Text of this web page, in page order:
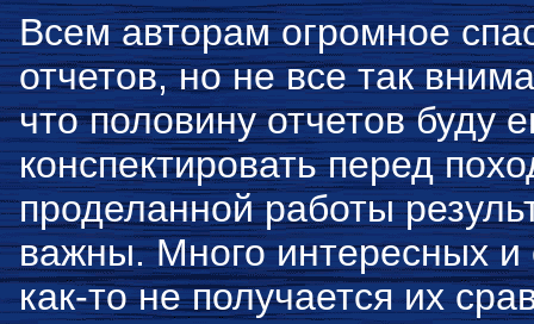
Всем авторам огромное
отчетов, но не все так
что половину отчетов буду
конспектировать перед
проделанной работы
важны. Много интересных и
как-то не получается их